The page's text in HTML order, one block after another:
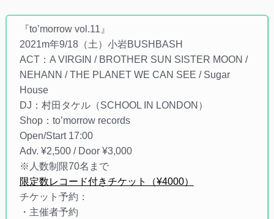
『to’morrow vol.11』
2021m年9/18（土）小岩BUSHBASH
ACT：A VIRGIN / BROTHER SUN SISTER MOON /
NEHANN / THE PLANET WE CAN SEE / Sugar
House
DJ：村田タケル（SCHOOL IN LONDON）
Shop：to’morrow records
Open/Start 17:00
Adv. ¥2,500 / Door ¥3,000
※人数制限70名まで
限定数レコード付きチケット（¥4000）
チケット予約：
・主催者予約